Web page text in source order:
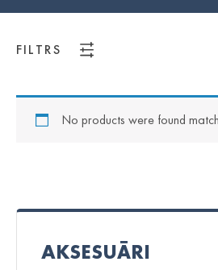
FILTRS
No products were found
AKSESUĀRI